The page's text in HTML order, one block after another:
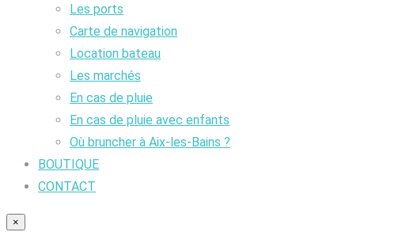
Les ports
Carte de navigation
Location bateau
Les marchés
En cas de pluie
En cas de pluie avec enfants
Où bruncher à Aix-les-Bains ?
BOUTIQUE
CONTACT
×